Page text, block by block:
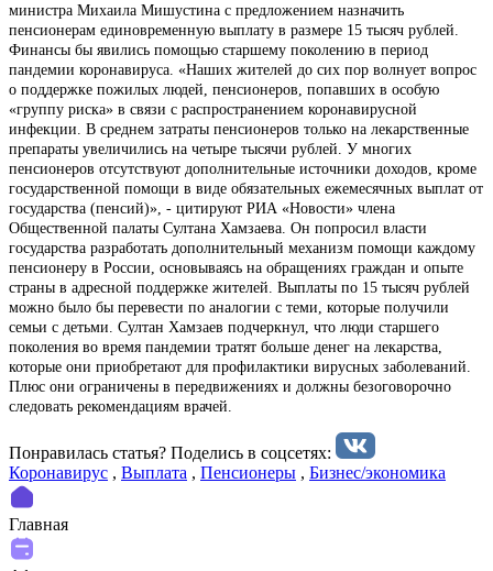
министра Михаила Мишустина с предложением назначить
пенсионерам единовременную выплату в размере 15 тысяч рублей.
Финансы бы явились помощью старшему поколению в период
пандемии коронавируса. «Наших жителей до сих пор волнует вопрос
о поддержке пожилых людей, пенсионеров, попавших в особую
«группу риска» в связи с распространением коронавирусной
инфекции. В среднем затраты пенсионеров только на лекарственные
препараты увеличились на четыре тысячи рублей. У многих
пенсионеров отсутствуют дополнительные источники доходов, кроме
государственной помощи в виде обязательных ежемесячных выплат от
государства (пенсий)», - цитируют РИА «Новости» члена
Общественной палаты Султана Хамзаева. Он попросил власти
государства разработать дополнительный механизм помощи каждому
пенсионеру в России, основываясь на обращениях граждан и опыте
страны в адресной поддержке жителей. Выплаты по 15 тысяч рублей
можно было бы перевести по аналогии с теми, которые получили
семьи с детьми. Султан Хамзаев подчеркнул, что люди старшего
поколения во время пандемии тратят больше денег на лекарства,
которые они приобретают для профилактики вирусных заболеваний.
Плюс они ограничены в передвижениях и должны безоговорочно
следовать рекомендациям врачей.
Понравилась статья? Поделиcь в соцсетях:
Коронавирус , Выплата , Пенсионеры , Бизнес/экономика
Главная